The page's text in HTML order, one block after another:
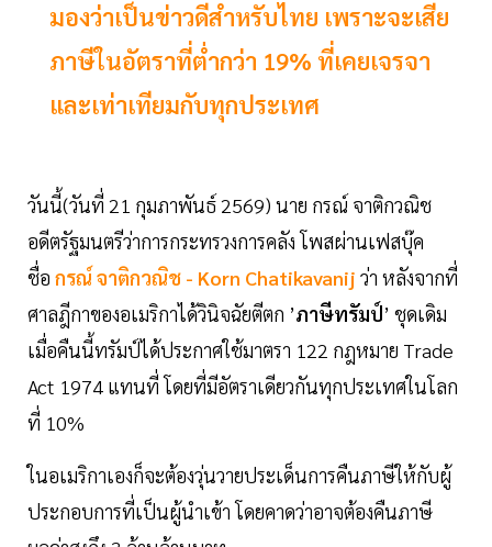
มองว่าเป็นข่าวดีสำหรับไทย เพราะจะเสีย
ภาษีในอัตราที่ต่ำกว่า 19% ที่เคยเจรจา
และเท่าเทียมกับทุกประเทศ
วันนี้(วันที่ 21 กุมภาพันธ์ 2569) นาย กรณ์ จาติกวณิช
อดีตรัฐมนตรีว่าการกระทรวงการคลัง โพสผ่านเฟสบุ๊ค
ชื่อ กรณ์ จาติกวณิช - Korn Chatikavanij ว่า หลังจากที่
ศาลฎีกาของอเมริกาได้วินิจฉัยตีตก ’ภาษีทรัมป์’ ชุดเดิม
เมื่อคืนนี้ทรัมป์ได้ประกาศใช้มาตรา 122 กฎหมาย Trade
Act 1974 แทนที่ โดยที่มีอัตราเดียวกันทุกประเทศในโลก
ที่ 10%
ในอเมริกาเองก็จะต้องวุ่นวายประเด็นการคืนภาษีให้กับผู้
ประกอบการที่เป็นผู้นำเข้า โดยคาดว่าอาจต้องคืนภาษี